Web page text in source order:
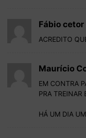
Fábio cetor
ACREDITO
Maurício
EM CONTRA
PRA TREINAR
HÁ UM DIA